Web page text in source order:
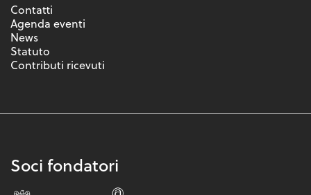
Contatti
Agenda eventi
News
Statuto
Contributi ricevuti
Soci fondatori